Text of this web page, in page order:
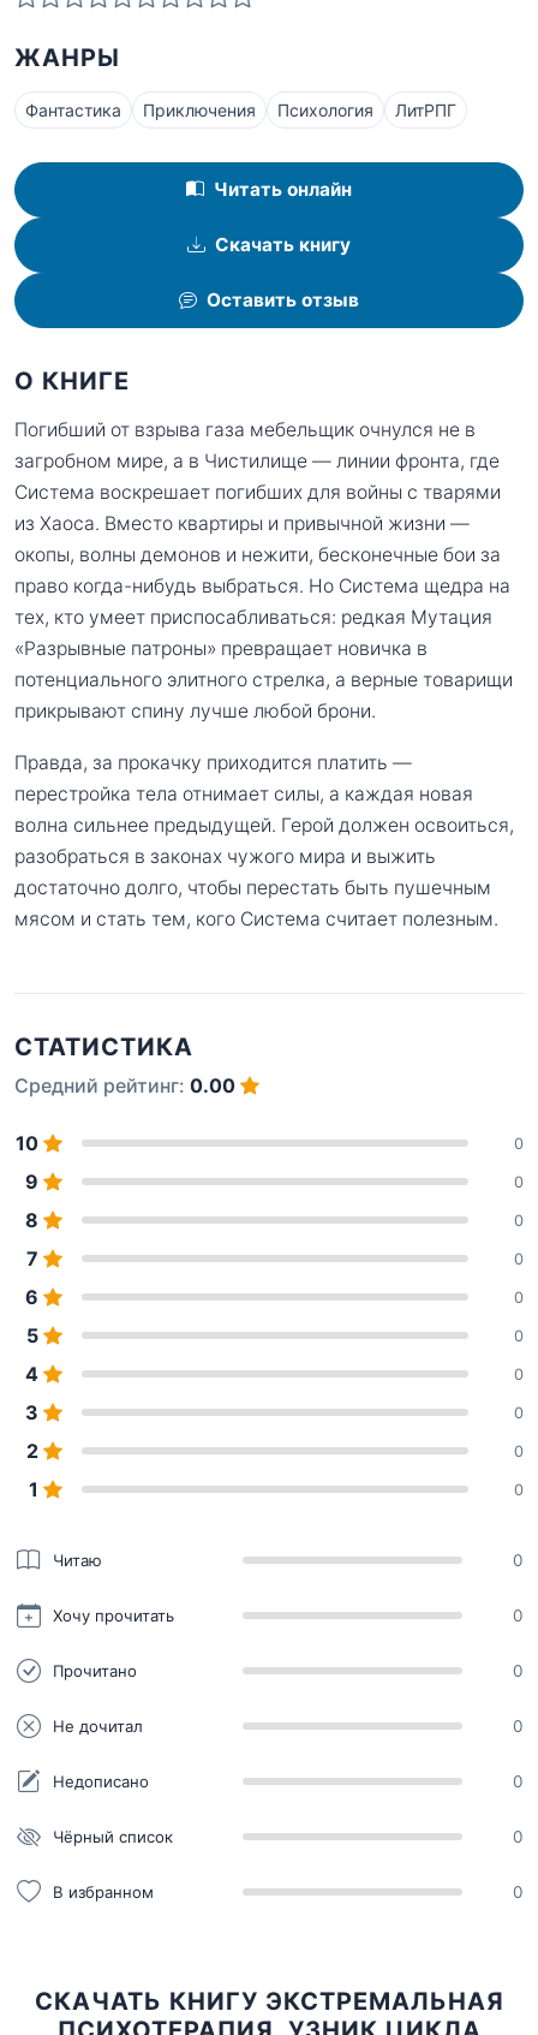
ЖАНРЫ
Фантастика Приключения Психология ЛитРПГ
Читать онлайн
Скачать книгу
Оставить отзыв
О КНИГЕ
Погибший от взрыва газа мебельщик очнулся не в
загробном мире, а в Чистилище — линии фронта, где
Система воскрешает погибших для войны с тварями
из Хаоса. Вместо квартиры и привычной жизни —
окопы, волны демонов и нежити, бесконечные бои за
право когда-нибудь выбраться. Но Система щедра на
тех, кто умеет приспосабливаться: редкая Мутация
«Разрывные патроны» превращает новичка в
потенциального элитного стрелка, а верные товарищи
прикрывают спину лучше любой брони.
Правда, за прокачку приходится платить —
перестройка тела отнимает силы, а каждая новая
волна сильнее предыдущей. Герой должен освоиться,
разобраться в законах чужого мира и выжить
достаточно долго, чтобы перестать быть пушечным
мясом и стать тем, кого Система считает полезным.
СТАТИСТИКА
Средний рейтинг: 0.00
10 0
9 0
8 0
7 0
6 0
5 0
4 0
3 0
2 0
1 0
Читаю 0
Хочу прочитать 0
Прочитано 0
Не дочитал 0
Недописано 0
Чёрный список 0
В избранном 0
СКАЧАТЬ КНИГУ ЭКСТРЕМАЛЬНАЯ